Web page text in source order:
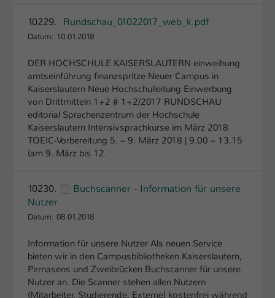
10229. Rundschau_01022017_web_k.pdf
Datum: 10.01.2018
DER HOCHSCHULE KAISERSLAUTERN einweihung
amtseinführung finanzspritze Neuer Campus in
Kaiserslautern Neue Hochschulleitung Einwerbung
von Drittmitteln 1+2 # 1+2/2017 RUNDSCHAU
editorial Sprachenzentrum der Hochschule
Kaiserslautern Intensivsprachkurse im März 2018
TOEIC-Vorbereitung 5. – 9. März 2018 | 9.00 – 13.15
(am 9. März bis 12.
10230.
Buchscanner - Information für unsere
Nutzer
Datum: 08.01.2018
Information für unsere Nutzer Als neuen Service
bieten wir in den Campusbibliotheken Kaiserslautern,
Pirmasens und Zweibrücken Buchscanner für unsere
Nutzer an. Die Scanner stehen allen Nutzern
(Mitarbeiter, Studierende, Externe) kostenfrei während